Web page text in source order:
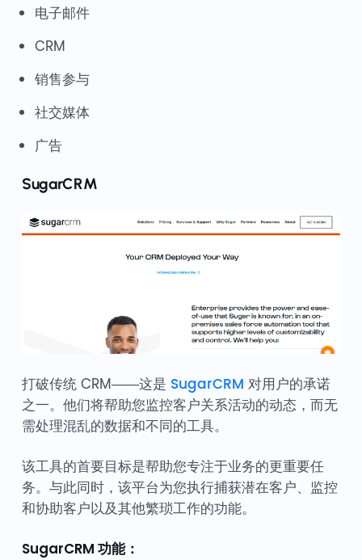
电子邮件
CRM
销售参与
社交媒体
广告
SugarCRM
打破传统 CRM——这是 SugarCRM 对用户的承诺
之一。他们将帮助您监控客户关系活动的动态，而无
需处理混乱的数据和不同的工具。
该工具的首要目标是帮助您专注于业务的更重要任
务。与此同时，该平台为您执行捕获潜在客户、监控
和协助客户以及其他繁琐工作的功能。
SugarCRM 功能：